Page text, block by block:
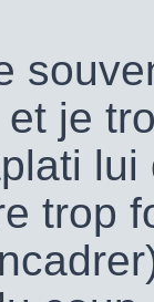
et je
trop